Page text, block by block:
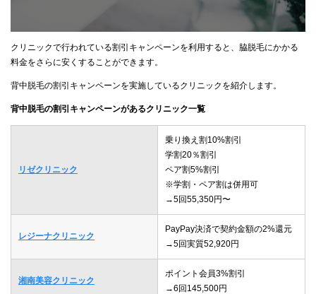
クリニックで行われている割引キャンペーンを利用すると、脇脱毛にかかる
料金をさらに安くすることができます。
背中脱毛の割引キャンペーンを実施しているクリニックを紹介します。
背中脱毛の割引キャンペーンがあるクリニック一覧
リゼクリニック
乗り換え割10%割引
学割20％割引
ペア割5%割引
※学割・ペア割は併用可
→5回55,350円〜
レジーナクリニック
PayPay決済で契約金額の2%還元
→5回実質52,920円
湘南美容クリニック
ポイント会員3%割引
→6回145,500円